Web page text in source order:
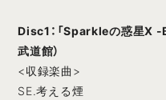
Disc1：「Sparkleの惑星X
武道館）
<収録楽曲>
SE.考える煙